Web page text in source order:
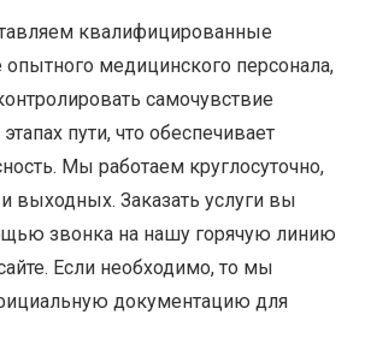
квалифицированные
медицинского персонала,
самочувствие
пути, что обеспечивает
Мы работаем круглосуточно,
выходных. Заказать услуги вы
звонка на нашу горячую линию
Если необходимо, то мы
документацию для